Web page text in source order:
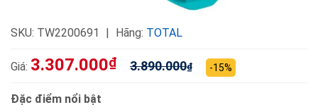
SKU: TW2200691 Hãng: TOTAL
Giá: 3.307.000₫ 3.890.000₫ -15%
Đặc điểm nổi bật